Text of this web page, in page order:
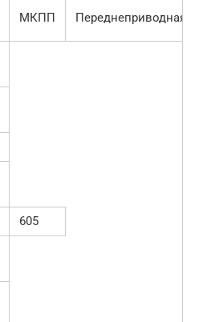
МКПП Переднеприводная
605